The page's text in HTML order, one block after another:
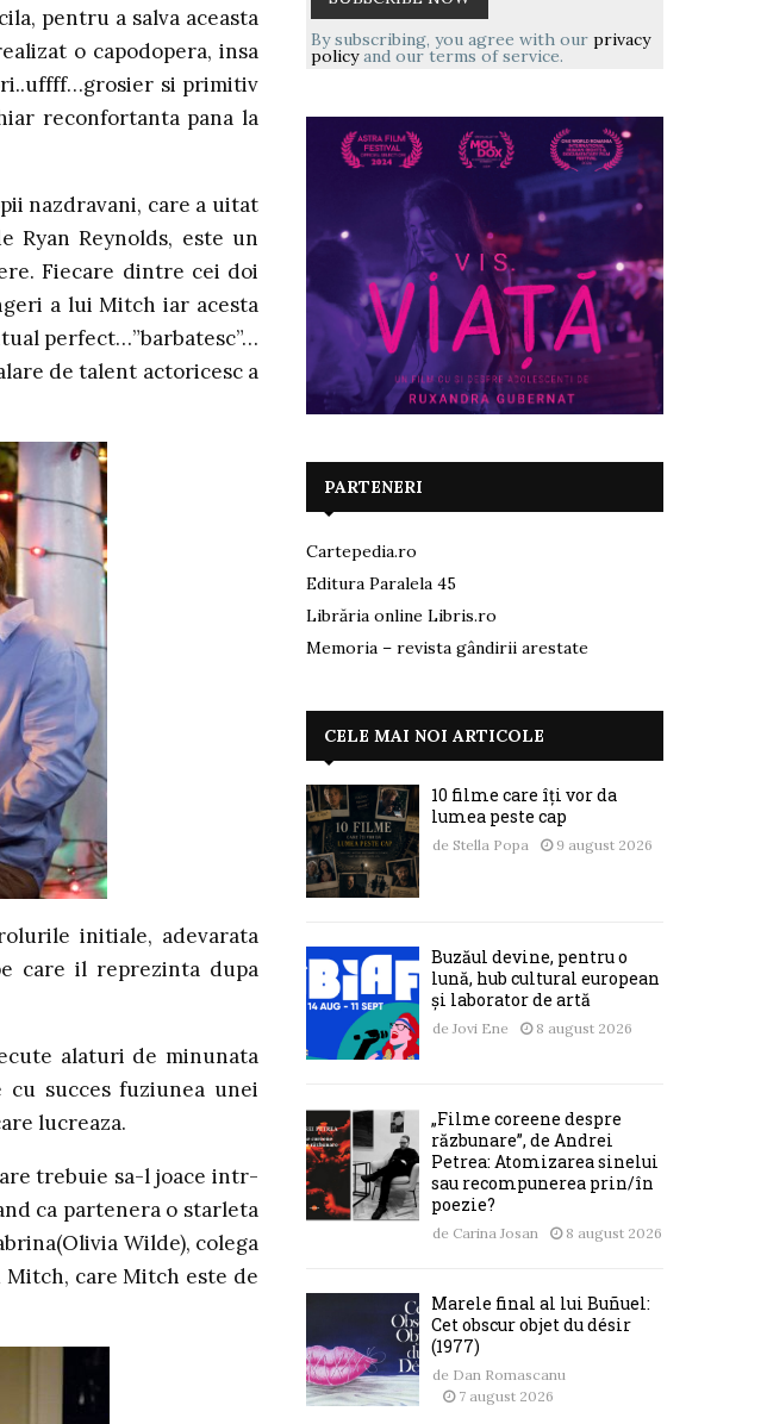
pentru a salva aceasta
o capodopera, insa
si primitiv
reconfortanta pana la
nazdravani, care a uitat
Ryan Reynolds, este un
Fiecare dintre cei doi
a lui Mitch iar acesta
perfect…”barbatesc”…
de talent actoricesc a
initiale, adevarata
care il reprezinta dupa
alaturi de minunata
cu succes fuziunea unei
lucreaza.
trebuie sa-l joace intr-
ca partenera o starleta
Wilde), colega
Mitch, care Mitch este de
By subscribing, you agree with our privacy
policyand our terms of service.
PARTENERI
Cartepedia.ro
Editura Paralela 45
Librăria online Libris.ro
Memoria – revista gândirii arestate
CELE MAI NOI ARTICOLE
10 filme care îți vor da
lumea peste cap
de Stella Popa 9 august 2026
Buzăul devine, pentru o
lună, hub cultural european
și laborator de artă
de Jovi Ene 8 august 2026
„Filme coreene despre
răzbunare”, de Andrei
Petrea: Atomizarea sinelui
sau recompunerea prin/în
poezie?
de Carina Josan 8 august 2026
Marele final al lui Buñuel:
Cet obscur objet du désir
(1977)
de Dan Romascanu
7 august 2026